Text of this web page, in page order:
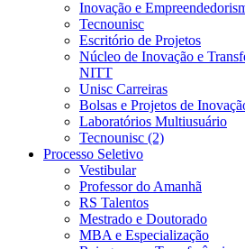
Inovação e
Tecnounisc
Escritório de Projetos
Núcleo de Inovação e
NITT
Unisc Carreiras
Bolsas e Projetos de
Laboratórios Multiusuário
Tecnounisc (2)
Processo Seletivo
Vestibular
Professor do Amanhã
RS Talentos
Mestrado e Doutorado
MBA e Especialização